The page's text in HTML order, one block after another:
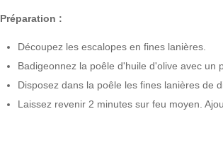
Préparation :
Découpez les escalopes en fines lanières.
Badigeonnez la poêle d'huile d'olive avec un
Disposez dans la poêle les fines lanières de
Laissez revenir 2 minutes sur feu moyen.